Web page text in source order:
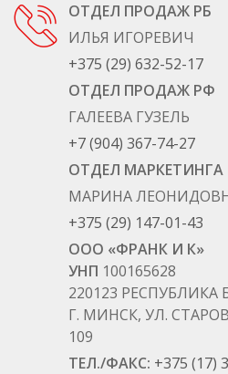
ОТДЕЛ ПРОДАЖ РБ
ИЛЬЯ ИГОРЕВИЧ
+375 (29) 632-52-17
ОТДЕЛ ПРОДАЖ РФ
ГАЛЕЕВА ГУЗЕЛЬ
+7 (904) 367-74-27
ОТДЕЛ МАРКЕТИНГА
МАРИНА
+375 (29) 147-01-43
ООО «ФРАНК И К»
УНП 100165628
220123 РЕСПУБЛИКА
Г. МИНСК, УЛ.
109
ТЕЛ./ФАКС: +375 (17)